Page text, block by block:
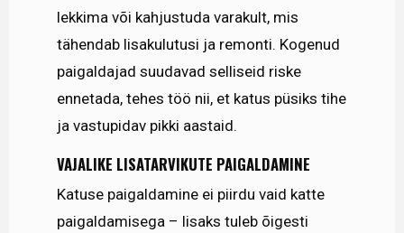
lekkima või kahjustuda varakult, mis
tähendab lisakulutusi ja remonti. Kogenud
paigaldajad suudavad selliseid riske
ennetada, tehes töö nii, et katus püsiks tihe
ja vastupidav pikki aastaid.
VAJALIKE LISATARVIKUTE PAIGALDAMINE
Katuse paigaldamine ei piirdu vaid katte
paigaldamisega – lisaks tuleb õigesti